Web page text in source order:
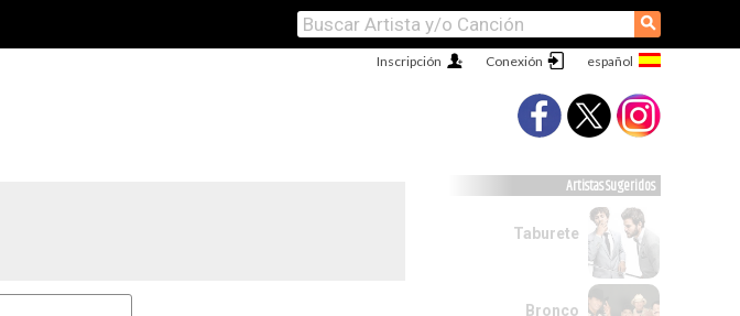
⚲
Conexión
Inscripción
Artistas Sugeridos
Taburete
Bronco